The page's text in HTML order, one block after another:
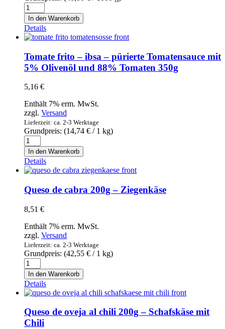
Patatas
Fritas
premium
Torres
select
trufa
negra
125g
Chips
schwarzem
Trüffel
Menge
In den Warenkorb
Details
Tomate frito – ibsa – pürierte Tomatensauce mit
5% Olivenöl und 88% Tomaten 350g
5,16 €
Enthält 7% erm. MwSt.
zzgl. Versand
Lieferzeit: ca. 2-3 Werktage
Grundpreis: (14,74 € / 1 kg)
Tomate
frito
-
ibsa
-
pürierte
Tomatensauce
5%
und
88%
Tomaten
350g
Menge
In den Warenkorb
Details
Queso de cabra 200g – Ziegenkäse
8,51 €
Enthält 7% erm. MwSt.
zzgl. Versand
Lieferzeit: ca. 2-3 Werktage
Grundpreis: (42,55 € / 1 kg)
Queso
de
cabra
200g
-
Ziegenkäse
Menge
In den Warenkorb
Details
Queso de oveja al chili 200g – Schafskäse mit
Chili